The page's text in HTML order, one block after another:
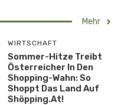
Mehr
WIRTSCHAFT
Sommer-Hitze Treibt
Österreicher In Den
Shopping-Wahn: So
Shoppt Das Land Auf
Shöpping.at!